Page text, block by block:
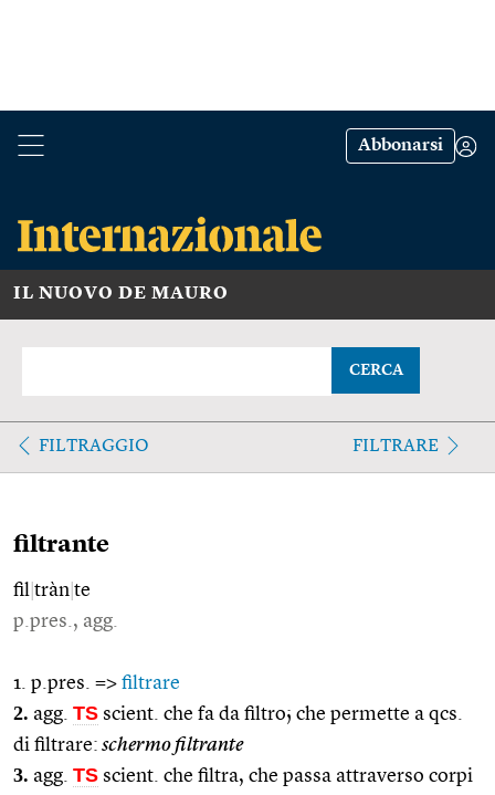
Abbonarsi
IL NUOVO DE MAURO
CERCA
FILTRAGGIO FILTRARE
filtrante
fil tràn te
p.pres., agg.
1. p.pres. => filtrare
2. agg. TS scient. che fa da filtro; che permette a qcs.
di filtrare: schermo filtrante
3. agg. TS scient. che filtra, che passa attraverso corpi